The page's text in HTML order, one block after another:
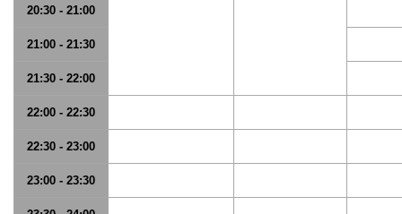
20:30 - 21:00
21:00 - 21:30
21:30 - 22:00
22:00 - 22:30
22:30 - 23:00
23:00 - 23:30